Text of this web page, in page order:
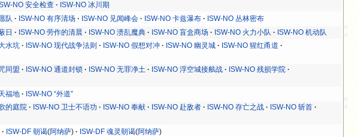
NO 安全检查
ISW-NO 冰川期
队 ISW-NO 有序清场 ISW-NO 见闻峰会 ISW-NO 卡兹瀑布
ISW-NO 丛林密布
日 ISW-NO 劳作的清晨 ISW-NO 溃乱魔典 ISW-NO 盲盒商场 ISW-NO 火力小队 ISW-NO 机动队
水坑 ISW-NO 现代战争法则 ISW-NO 假想对冲 ISW-NO 幽灵城
ISW-NO 猩红甬道
同盟 ISW-NO 通道封锁 ISW-NO 无罪净土 ISW-NO 浮空城接舷战
ISW-NO 残损学院
福地 ISW-NO “外道”
的庭院 ISW-NO 卫士不语功 ISW-NO 奉献 ISW-NO 赴敌者 ISW-NO 存亡之战
ISW-NO 斩首
ISW-DF 朝谒(阿纳萨) ISW-DF 魂灵朝谒(阿纳萨)